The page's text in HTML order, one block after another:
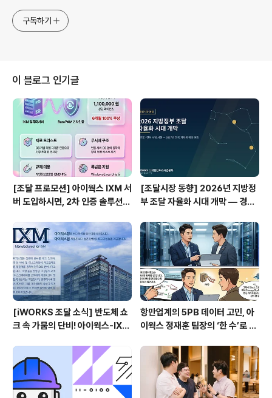
구독하기
이 블로그 인기글
[조달 프로모션] 아이웍스 IXM 서
버 도입하시면, 2차 인증 솔루션
[조달시장 동향] 2026년 지방정
부 조달 자율화 시대 개막 — 경기
파트너에게 의미하는 것
[iWORKS 조달 소식] 반도체 쇼
크 속 가뭄의 단비! 아이웍스-IX
국산 컴퓨터 서버 14종 전격 등록
🖥️🚀
항만업계의 5PB 데이터 고민, 아
이웍스 정재훈 팀장의 ‘한 수’로 풀